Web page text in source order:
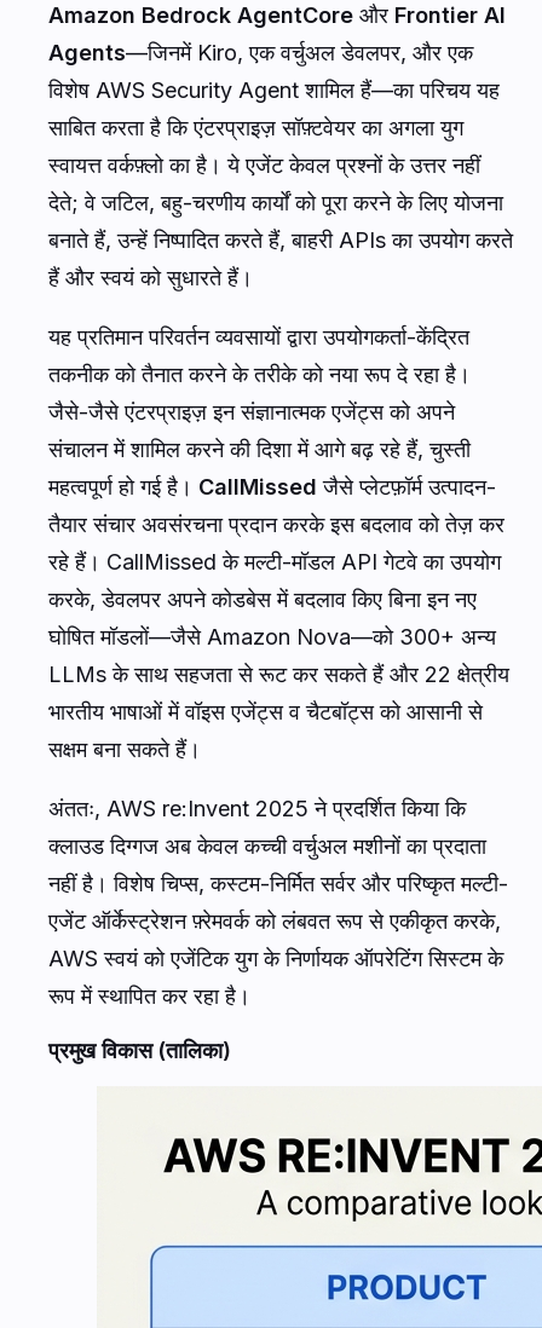
घोषणाओं ने मूल्य-प्रदर्शन अनुपात में एक बड़ी छलांग को
उजागर किया:
Trainium3 UltraServers & AI Factories:
AI प्रशिक्षण और इन्फरेंस को कुशलतापूर्वक स्केल करने
के लिए डिज़ाइन किए गए, जो अगली पीढ़ी के frontier
models को शक्ति देने के लिए आवश्यक बुनियादी
कम्प्यूट प्रदान करते हैं।
Graviton5 Processors:
M9g इंस्टेंस को शक्ति देने वाला AWS का सबसे
शक्तिशाली स्वदेशी CPU, अपने पूर्ववर्ती की तुलना में
25% तक अधिक प्रदर्शनप्रदान करता है।प्रति चिप
192 कोरऔर 5 गुना अधिक मेमोरी बैंडविड्थ के साथ,
Graviton5 को जटिल AI वर्कलोड को व्यवस्थित
करने वाले गहन CPU-आधारित कार्यों को संभालने के
लिए अनुकूलित किया गया है।
सिलिकॉन से लेकर सर्वर रैक तक पूरे हार्डवेयर स्टैक को
नियंत्रित करके, AWS सक्रिय रूप से इंटेलिजेंस की लागत
कम कर रहा है, जिससे कंपनियों के लिए एक साथ सैकड़ों
स्वायत्त एजेंट चलाना आर्थिक रूप से व्यवहार्य बन रहा है।
मॉडल्स को केवल होस्ट करने के बजाय, AWS उन्हें कार्य
करने योग्य बनाने के लिए आवश्यक ढाँचा तैयार कर रहा है।
Amazon Bedrock AgentCoreऔरFrontier AI
Agents—जिनमें Kiro, एक वर्चुअल डेवलपर, और एक
विशेष AWS Security Agent शामिल हैं—का परिचय यह
स्वायत्त वर्कफ़्लो का है। ये एजेंट केवल प्रश्नों के उत्तर नहीं
बनाते हैं, उन्हें निष्पादित करते हैं, बाहरी APIs का उपयोग करते
हैं और स्वयं को सुधारते हैं।
यह प्रतिमान परिवर्तन व्यवसायों द्वारा उपयोगकर्ता-केंद्रित
तकनीक को तैनात करने के तरीके को नया रूप दे रहा है।